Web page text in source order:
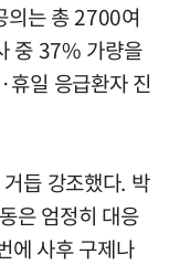
의는 총 2700여
중 37% 가량을
휴일 응급환자 진
듭 강조했다. 박
은 엄정히 대응
에 사후 구제나